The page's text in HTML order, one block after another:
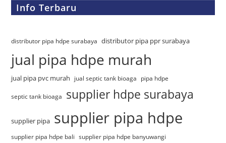
Info Terbaru
distributor pipa hdpe surabaya distributor pipa ppr surabaya
jual pipa hdpe murah
jual pipa pvc murah jual septic tank bioaga pipa hdpe
septic tank bioaga supplier hdpe surabaya
supplier pipa supplier pipa hdpe
supplier pipa hdpe bali supplier pipa hdpe banyuwangi